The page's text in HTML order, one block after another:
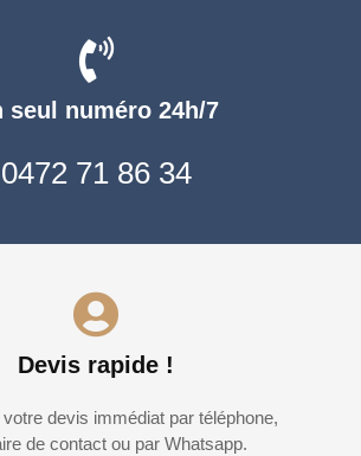
seul numéro 24h/7
0472 71 86 34
Devis rapide !
devis immédiat par téléphone,
de contact ou par Whatsapp.